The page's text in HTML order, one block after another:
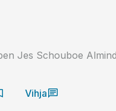
Jes Schouboe
Vihja